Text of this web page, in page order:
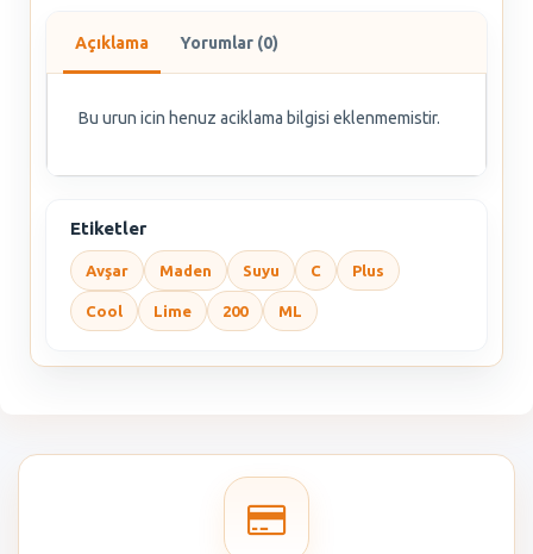
Açıklama Yorumlar (0)
Bu urun icin henuz aciklama bilgisi eklenmemistir.
Etiketler
Avşar Maden Suyu C Plus
Cool Lime 200 ML